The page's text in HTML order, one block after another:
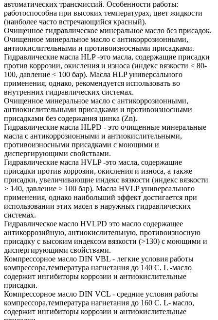
автоматических трансмиссий. Особенности работы:
работоспособна при высоких температурах, цвет жидкости
(наиболее часто встречающийся красный).
Очищенное гидравлическое минеральное масло без присадок.
Очищенное минеральное масло с антикоррозионными,
антиокислительными и противоизносными присадками.
Гидравлические масла HLP -это масла, содержащие присадки
против коррозии, окисления и износа (индекс вязкости < 80-
100, давление < 100 бар). Масла HLP универсального
применения, однако, рекомендуется использовать во
внутренних гидравлических системах.
Очищенное минеральное масло с антикоррозионными,
антиокислительными присадками и противоизносными
присадками без содержания цинка (Zn).
Гидравлические масла HLPD - это очищенные минеральные
масла с антикоррозионными и антиокислительными,
противоизносными присадками с моющими и
диспергирующими свойствами.
Гидравлические масла HVLP -это масла, содержащие
присадки против коррозии, окисления и износа, а также
присадки, увеличивающие индекс вязкости (индекс вязкости
> 140, давление > 100 бар). Масла HVLP универсального
применения, однако наибольший эффект достигается при
использовании этих масел в наружных гидравлических
системах.
Гидравлическое масло HVLPD это масло содержащее
антикоррозийную, антиокислительную, противоизносную
присадку с высоким индексом вязкости (>130) с моющими и
диспергирующими свойствами.
Компрессорное масло DIN VBL - легкие условия работы
компрессора,температура нагнетания до 140 С. L -масло
содержит ингибиторы коррозии и антиокислительные
присадки.
Компрессорное масло DIN VCL - средние условия работы
компрессора,температура нагнетания до 160 С. L- масло,
содержит ингибиторы коррозии и антиокислительные